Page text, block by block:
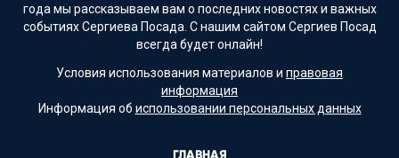
года мы рассказываем вам о последних новостях и важных
событиях Сергиева Посада. С нашим сайтом Сергиев Посад
всегда будет онлайн!
Условия использования материалов и правовая
информация
Информация об использовании персональных данных
ГЛАВНАЯ